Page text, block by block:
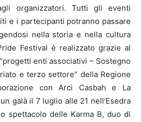
organizzatori. Tutti gli eventi
e i partecipanti potranno passare
nella storia e nella cultura
Festival è realizzato grazie al
enti associativi – Sostegno
e terzo settore” della Regione
con Arci Casbah e La
galà il 7 luglio alle 21 nell’Esedra
spettacolo delle Karma B, duo di